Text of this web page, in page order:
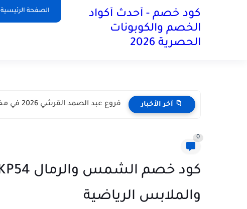
الصفحة الرئيسية
كود خصم - أحدث أكواد
الخصم والكوبونات
الحصرية 2026
📁 آخر الأخبار فروع عبد الصمد القرشي 2026 في مختلف أنحاء المملكة العربية...
0
والملابس الرياضية